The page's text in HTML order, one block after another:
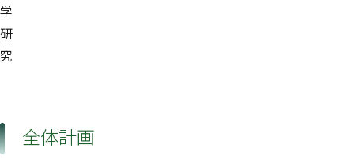
学
研
究
全体計画